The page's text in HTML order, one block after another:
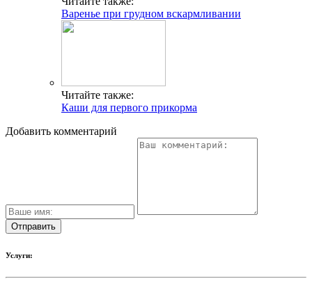
Варенье при грудном вскармливании
Читайте также:
Каши для первого прикорма
Добавить комментарий
Услуги: